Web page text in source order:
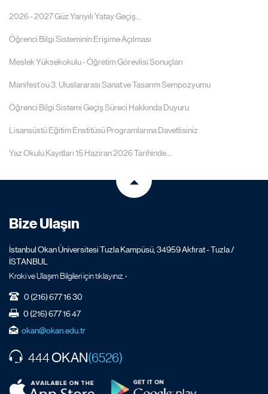
2026 - 2027 Güz Yarıyılı Yatay Geçiş...
Öğrenci Bilgi Sisteminin Erişime Açılması
Meslek Yüksekokulu - Öğretim Görevlisi Sonuçları
Manifest’ou 3. Uluslararası Sanat ve Tasarım Sempozyumu
Öğrenci Bilgi Sistemi Geçiş Süreci Hakkında Duyuru
Lisansüstü Eğitim Enstitüsü Programlarına Davetlisiniz
Yaz Okulu Kayıtları 15 Haziran 2026 Tarihinde...
Bize Ulaşın
İstanbul Okan Üniversitesi Tuzla Kampüsü, 34959 Akfırat - Tuzla /
İSTANBUL
Kroki ve Ulaşım Bilgileri için tıklayınız. ›
0 (216) 677 16 30
0 (216) 677 16 47
okan@okan.edu.tr
444OKAN(6526)